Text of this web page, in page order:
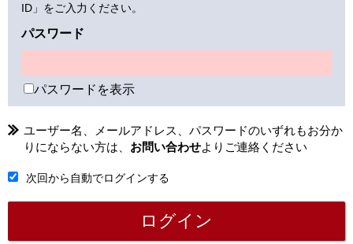
ID」をご入力ください。
パスワード
パスワードを表示
ユーザー名、メールアドレス、パスワードのいずれもお分か
りにならない方は、 お問い合わせよりご連絡ください
次回から自動でログインする